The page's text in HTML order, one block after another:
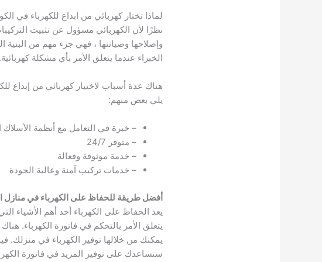
لماذا تختار كهربائي من ابداع للكهرباء في
نظرًا لأن الكهربائي مسؤول عن تثبيت
وإصلاحها وصيانتها ، فهي جزء مهم من البنية
الخبراء عندما يتعلق الأمر بأي مشكلة كهربائية.
هناك عدة أسباب لاختيار كهربائي من إبداع
يلي بعض منهم:
– خبرة في التعامل مع أنظمة الأسلاك
– متوفر 24/7
– خدمة موثوقة وفعالة
– خدمات تركيب آمنة وعالية الجودة
أفضل طريقة للحفاظ على الكهرباء في منازل
يعد الحفاظ على الكهرباء أحد أهم الأشياء
يتعلق الأمر بالتحكم في فاتورة الكهرباء.
يمكنك من خلالها توفير الكهرباء في منزلك.
ستساعدك على توفير المزيد في فاتورة